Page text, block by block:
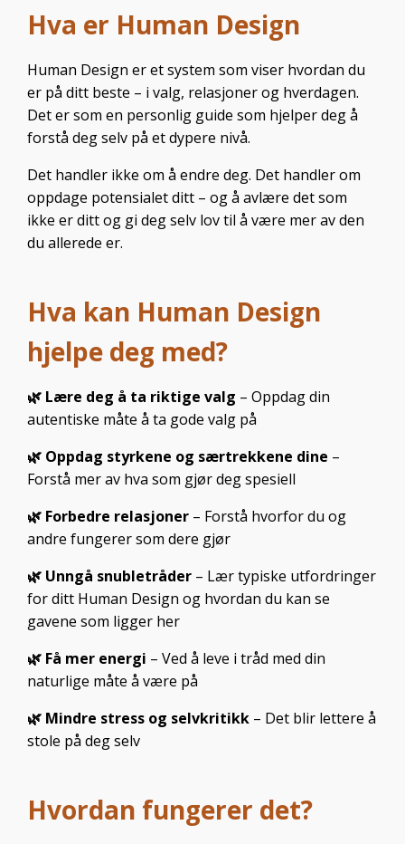
Human Design er et system som viser hvordan du
er på ditt beste – i valg, relasjoner og hverdagen.
Det er som en personlig guide som hjelper deg å
forstå deg selv på et dypere nivå.
Det handler ikke om å endre deg. Det handler om
oppdage potensialet ditt – og å avlære det som
ikke er ditt og gi deg selv lov til å være mer av den
du allerede er.
hjelpe deg med?
🌿 Lære deg å ta riktige valg
autentiske måte å ta gode valg på
🌿 Oppdag styrkene og særtrekkene dine
Forstå mer av hva som gjør deg spesiell
🌿 Forbedre relasjoner– Forstå hvorfor du og
andre fungerer som dere gjør
🌿 Unngå snubletråder
– Lær typiske utfordringer
for ditt Human Design og hvordan du kan se
gavene som ligger her
🌿 Få mer energi
– Ved å leve i tråd med din
naturlige måte å være på
🌿 Mindre stress og selvkritikk
stole på deg selv
Du får et unikt kart basert på fødselsdato,
klokkeslett og sted. Dette kartet er like unikt som